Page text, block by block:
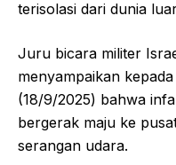
terisolasi dari dunia
Juru bicara militer
menyampaikan
(18/9/2025) bahwa
bergerak maju ke
serangan udara.